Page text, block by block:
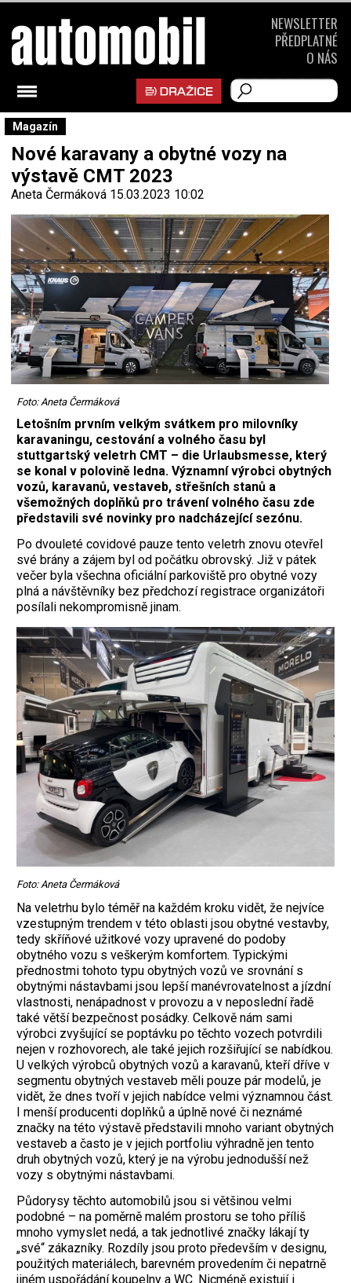
Magazín
Nové karavany a obytné vozy na
výstavě CMT 2023
Aneta Čermáková 15.03.2023 10:02
Foto: Aneta Čermáková
Letošním prvním velkým svátkem pro milovníky
karavaningu, cestování a volného času byl
stuttgartský veletrh CMT – die Urlaubsmesse, který
se konal v polovině ledna. Významní výrobci obytných
vozů, karavanů, vestaveb, střešních stanů a
všemožných doplňků pro trávení volného času zde
představili své novinky pro nadcházející sezónu.
Po dvouleté covidové pauze tento veletrh znovu otevřel
své brány a zájem byl od počátku obrovský. Již v pátek
večer byla všechna oficiální parkoviště pro obytné vozy
plná a návštěvníky bez předchozí registrace organizátoři
posílali nekompromisně jinam.
Foto: Aneta Čermáková
Na veletrhu bylo téměř na každém kroku vidět, že nejvíce
vzestupným trendem v této oblasti jsou obytné vestavby,
tedy skříňové užitkové vozy upravené do podoby
obytného vozu s veškerým komfortem. Typickými
přednostmi tohoto typu obytných vozů ve srovnání s
obytnými nástavbami jsou lepší manévrovatelnost a jízdní
vlastnosti, nenápadnost v provozu a v neposlední řadě
také větší bezpečnost posádky. Celkově nám sami
výrobci zvyšující se poptávku po těchto vozech potvrdili
nejen v rozhovorech, ale také jejich rozšiřující se nabídkou.
U velkých výrobců obytných vozů a karavanů, kteří dříve v
segmentu obytných vestaveb měli pouze pár modelů, je
vidět, že dnes tvoří v jejich nabídce velmi významnou část.
I menší producenti doplňků a úplně nové či neznámé
značky na této výstavě představili mnoho variant obytných
vestaveb a často je v jejich portfoliu výhradně jen tento
druh obytných vozů, který je na výrobu jednodušší než
vozy s obytnými nástavbami.
Půdorysy těchto automobilů jsou si většinou velmi
podobné – na poměrně malém prostoru se toho příliš
mnoho vymyslet nedá, a tak jednotlivé značky lákají ty
„své“ zákazníky. Rozdíly jsou proto především v designu,
použitých materiálech, barevném provedením či nepatrně
jiném uspořádání koupelny a WC. Nicméně existují i
NEWSLETTER
PŘEDPLATNÉ
O NÁS